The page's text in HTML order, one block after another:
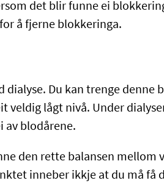
det blir funne ei
å fjerne blokkeringa.
Du kan trenge denne
veldig lågt nivå. Under
av blodårene.
den rette balansen mellom
inneber ikkje at du må få